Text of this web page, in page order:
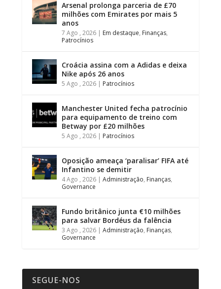
Arsenal prolonga parceria de £70
milhões com Emirates por mais 5
anos
7 Ago , 2026| Em destaque, Finanças,
Patrocínios
Croácia assina com a Adidas e deixa
Nike após 26 anos
5 Ago , 2026| Patrocínios
Manchester United fecha patrocínio
para equipamento de treino com
Betway por £20 milhões
5 Ago , 2026| Patrocínios
Oposição ameaça ‘paralisar’ FIFA até
Infantino se demitir
4 Ago , 2026| Administração, Finanças,
Governance
Fundo britânico junta €10 milhões
para salvar Bordéus da falência
3 Ago , 2026| Administração, Finanças,
Governance
SEGUE-NOS